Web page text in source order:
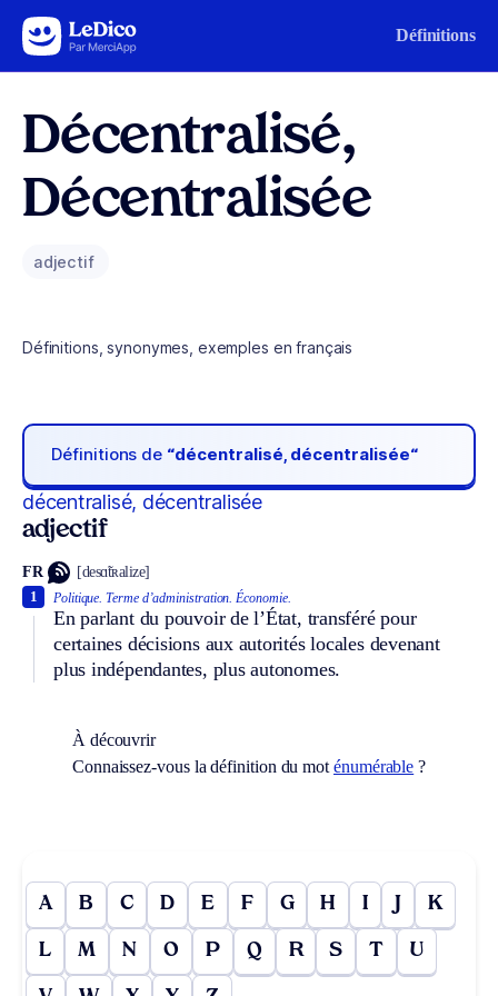
Aller au contenu Définitions
Décentralisé,
Décentralisée
adjectif
Définitions, synonymes, exemples en français
Définitions de “décentralisé, décentralisée“
décentralisé, décentralisée
adjectif
FR [desɑ̃tʀalize]
Politique. Terme d’administration. Économie.
En parlant du pouvoir de l’État, transféré pour
certaines décisions aux autorités locales devenant
plus indépendantes, plus autonomes.
1
À découvrir
Connaissez-vous la définition du mot énumérable ?
A B C D E F G H I J K
L M N O P Q R S T U